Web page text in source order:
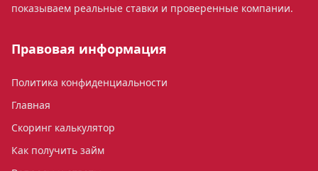
показываем реальные ставки и проверенные компании.
Правовая информация
Политика конфиденциальности
Главная
Скоринг калькулятор
Как получить займ